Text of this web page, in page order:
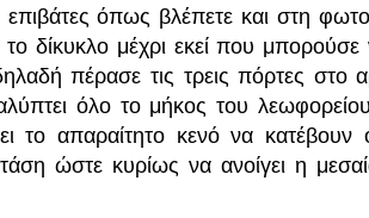
όπως βλέπετε και στη
μέχρι εκεί που μπορούσε
πέρασε τις τρεις πόρτες στο
όλο το μήκος του
το απαραίτητο κενό να κατέβουν
ώστε κυρίως να ανοίγει η